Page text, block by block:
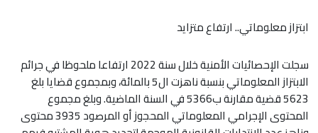
ابتزاز معلوماتي.. ارتفاع متزايد
سجلت الإحصائيات الأمنية خلال سنة 2022 ارتفاعا ملحوظا في جرائم
الابتزاز المعلوماتي بنسبة ناهزت ال5 بالمائة، وبمجموع قضايا بلغ
5623 قضية مقارنة ب5366 في السنة الماضية. وبلغ مجموع
المحتوى الإجرامي المعلوماتي المحجوز أو المرصود 3935 محتوى